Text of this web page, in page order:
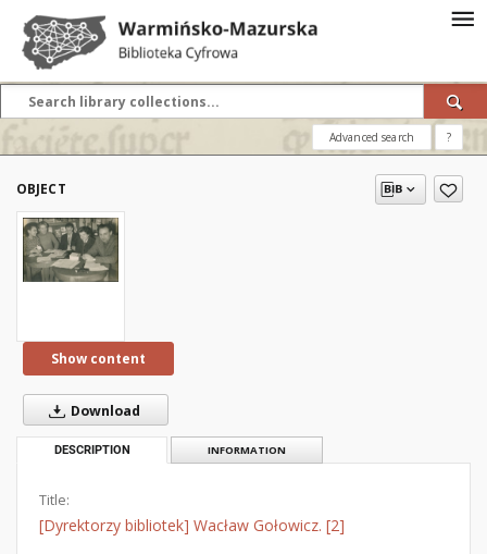
Advanced search ?
OBJECT
Show content
Download
DESCRIPTION INFORMATION
Title:
[Dyrektorzy bibliotek] Wacław Gołowicz. [2]